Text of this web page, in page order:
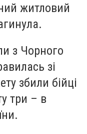
житловий
з Чорного
зі
збили бійці
три – в